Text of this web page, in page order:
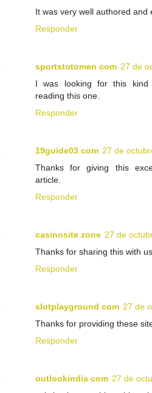
It was very well authored and
Responder
sportstotomen com 27 de
I was looking for this kind
reading this one.
Responder
19guide03 com 27 de
Thanks for giving this
article.
Responder
casinosite zone 27 de
Thanks for sharing this with us.
Responder
slotplayground com 27 de
Thanks for providing these
Responder
outlookindia com 27 de